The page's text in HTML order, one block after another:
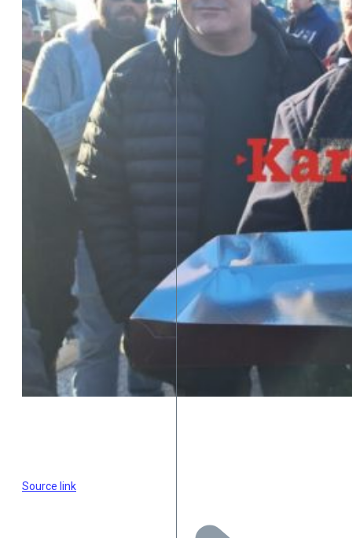
Source link